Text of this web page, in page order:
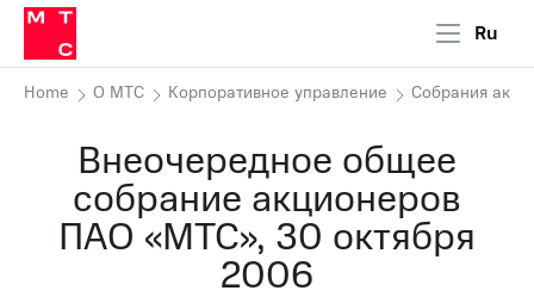
Ru
Home О МТС Корпоративное управление Собрания
Внеочередное общее
собрание акционеров
ПАО «МТС», 30 октября
2006